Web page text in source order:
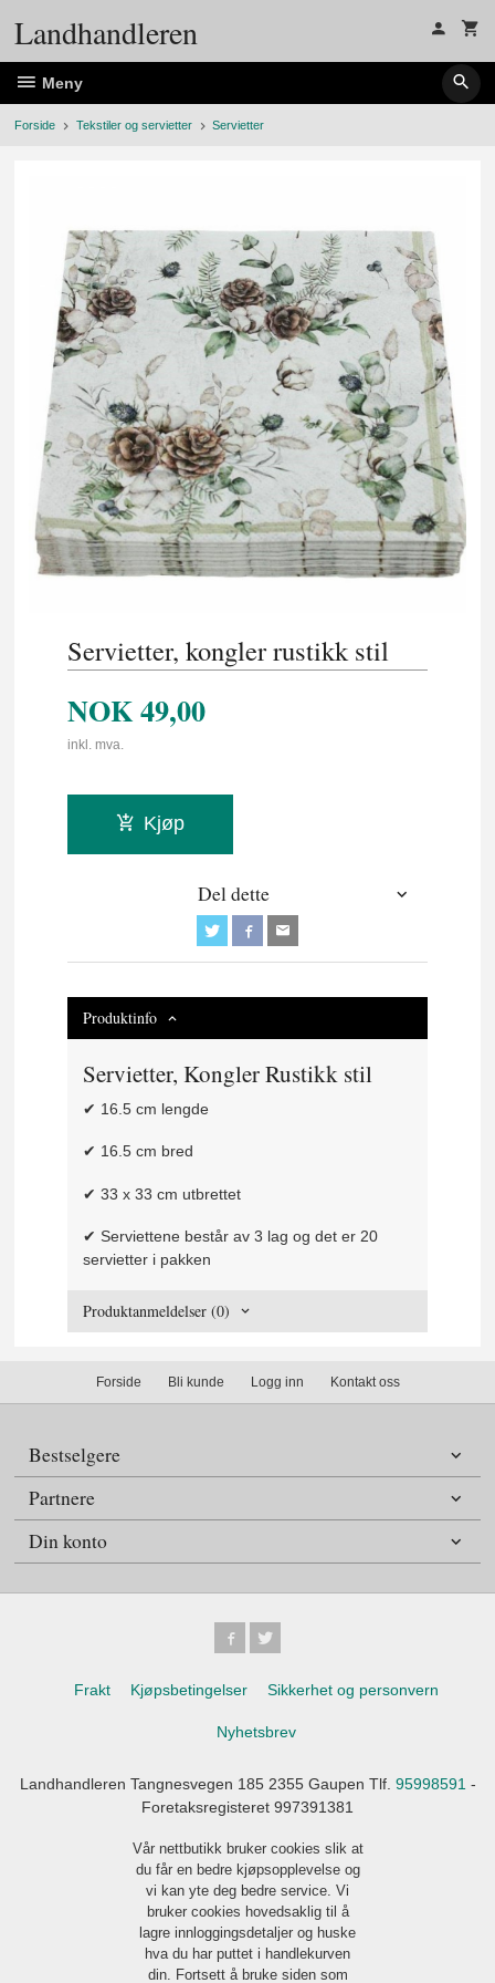
Landhandleren
Meny
Forside Tekstiler og servietter Servietter
Servietter, kongler rustikk stil
NOK49,00
inkl. mva.
Kjøp
Del dette
Produktinfo
Servietter, Kongler Rustikk stil
✔ 16.5 cm lengde
✔ 16.5 cm bred
✔ 33 x 33 cm utbrettet
✔ Serviettene består av 3 lag og det er 20
servietter i pakken
Produktanmeldelser (0)
Forside Bli kunde Logg inn Kontakt oss
Bestselgere
Partnere
Din konto
Frakt Kjøpsbetingelser Sikkerhet og personvern
Nyhetsbrev
Landhandleren Tangnesvegen 185 2355 Gaupen Tlf. 95998591 -
Foretaksregisteret 997391381
Vår nettbutikk bruker cookies slik at
du får en bedre kjøpsopplevelse og
vi kan yte deg bedre service. Vi
bruker cookies hovedsaklig til å
lagre innloggingsdetaljer og huske
hva du har puttet i handlekurven
din. Fortsett å bruke siden som